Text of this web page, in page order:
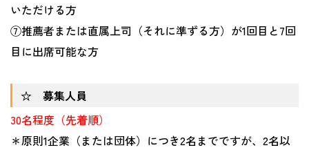
いただける方
⑦推薦者または直属上司（それに準ずる方）が1回目と7回
目に出席可能な方
☆ 募集人員
30名程度（先着順）
＊原則1企業（または団体）につき2名までですが、2名以